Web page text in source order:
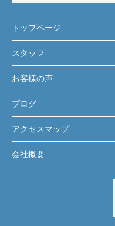
トップページ
スタッフ
お客様の声
ブログ
アクセスマップ
会社概要